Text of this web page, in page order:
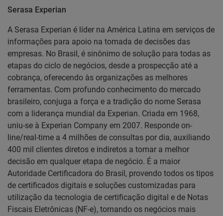
Serasa Experian
A Serasa Experian é líder na América Latina em serviços de
informações para apoio na tomada de decisões das
empresas. No Brasil, é sinônimo de solução para todas as
etapas do ciclo de negócios, desde a prospecção até a
cobrança, oferecendo às organizações as melhores
ferramentas. Com profundo conhecimento do mercado
brasileiro, conjuga a força e a tradição do nome Serasa
com a liderança mundial da Experian. Criada em 1968,
uniu-se à Experian Company em 2007. Responde on-
line/real-time a 4 milhões de consultas por dia, auxiliando
400 mil clientes diretos e indiretos a tomar a melhor
decisão em qualquer etapa de negócio. É a maior
Autoridade Certificadora do Brasil, provendo todos os tipos
de certificados digitais e soluções customizadas para
utilização da tecnologia de certificação digital e de Notas
Fiscais Eletrônicas (NF-e), tornando os negócios mais